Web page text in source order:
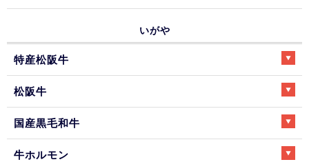
いがや
特産松阪牛
松阪牛
国産黒毛和牛
牛ホルモン